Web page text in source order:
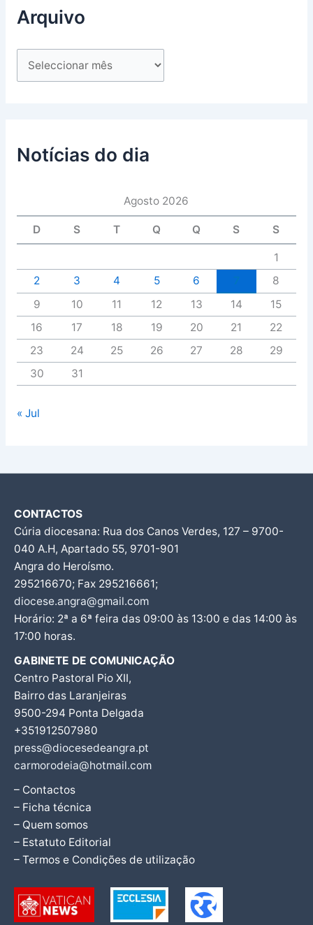
Arquivo
Notícias do dia
Agosto 2026
D S T Q Q S S
1
2
3 4 5 6
8
9
10 11 12 13 14
15
16
17 18 19 20 21
22
23
24 25 26 27 28
29
30
31
« Jul
CONTACTOS
Cúria diocesana: Rua dos Canos Verdes, 127 – 9700-
040 A.H, Apartado 55, 9701-901
Angra do Heroísmo.
295216670; Fax 295216661;
diocese.angra@gmail.com
Horário: 2ª a 6ª feira das 09:00 às 13:00 e das 14:00 às
17:00 horas.
GABINETE DE COMUNICAÇÃO
Centro Pastoral Pio XII,
Bairro das Laranjeiras
9500-294 Ponta Delgada
+351912507980
press@diocesedeangra.pt
carmorodeia@hotmail.com
– Contactos
– Ficha técnica
– Quem somos
– Estatuto Editorial
– Termos e Condições de utilização